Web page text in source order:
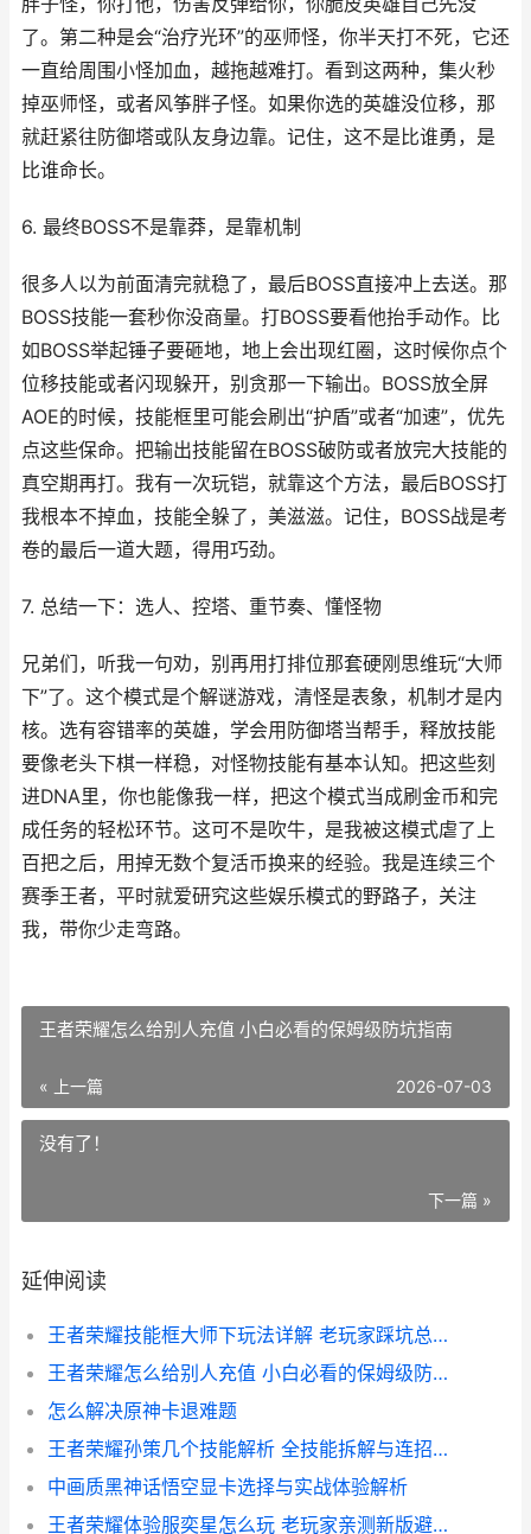
了。第二种是会“治疗光环”的巫师怪，你半天打不死，它还
一直给周围小怪加血，越拖越难打。看到这两种，集火秒
掉巫师怪，或者风筝胖子怪。如果你选的英雄没位移，那
就赶紧往防御塔或队友身边靠。记住，这不是比谁勇，是
比谁命长。
6. 最终BOSS不是靠莽，是靠机制
很多人以为前面清完就稳了，最后BOSS直接冲上去送。那
BOSS技能一套秒你没商量。打BOSS要看他抬手动作。比
如BOSS举起锤子要砸地，地上会出现红圈，这时候你点个
位移技能或者闪现躲开，别贪那一下输出。BOSS放全屏
AOE的时候，技能框里可能会刷出“护盾”或者“加速”，优先
点这些保命。把输出技能留在BOSS破防或者放完大技能的
真空期再打。我有一次玩铠，就靠这个方法，最后BOSS打
我根本不掉血，技能全躲了，美滋滋。记住，BOSS战是考
卷的最后一道大题，得用巧劲。
7. 总结一下：选人、控塔、重节奏、懂怪物
兄弟们，听我一句劝，别再用打排位那套硬刚思维玩“大师
下”了。这个模式是个解谜游戏，清怪是表象，机制才是内
核。选有容错率的英雄，学会用防御塔当帮手，释放技能
要像老头下棋一样稳，对怪物技能有基本认知。把这些刻
进DNA里，你也能像我一样，把这个模式当成刷金币和完
成任务的轻松环节。这可不是吹牛，是我被这模式虐了上
百把之后，用掉无数个复活币换来的经验。我是连续三个
赛季王者，平时就爱研究这些娱乐模式的野路子，关注
我，带你少走弯路。
王者荣耀怎么给别人充值 小白必看的保姆级防坑指南
« 上一篇 2026-07-03
没有了！
下一篇 »
延伸阅读
王者荣耀技能框大师下玩法详解 老玩家踩坑总结的实战技巧
王者荣耀怎么给别人充值 小白必看的保姆级防坑指南
怎么解决原神卡退难题
王者荣耀孙策几个技能解析 全技能拆解与连招思路
中画质黑神话悟空显卡选择与实战体验解析
王者荣耀体验服奕星怎么玩 老玩家亲测新版避坑与实战心得